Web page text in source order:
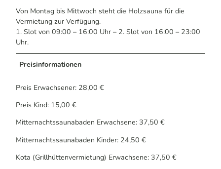
Von Montag bis Mittwoch steht die Holzsauna für die
Vermietung zur Verfügung.
1. Slot von 09:00 – 16:00 Uhr – 2. Slot von 16:00 – 23:00
Uhr.
Preisinformationen
Preis Erwachsener: 28,00 €
Preis Kind: 15,00 €
Mitternachtssaunabaden Erwachsene: 37,50 €
Mitternachtssaunabaden Kinder: 24,50 €
Kota (Grillhüttenvermietung) Erwachsene: 37,50 €